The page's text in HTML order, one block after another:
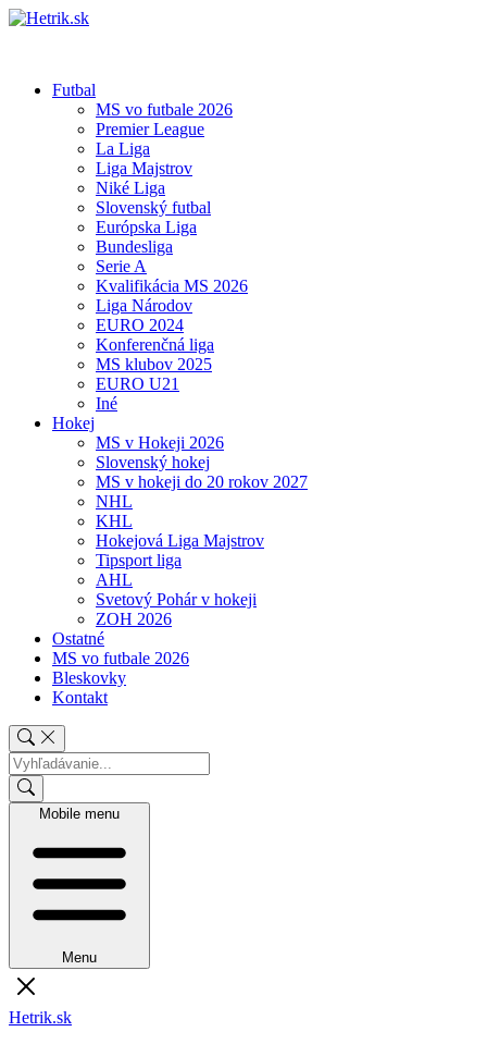
Futbal
MS vo futbale 2026
Premier League
La Liga
Liga Majstrov
Niké Liga
Slovenský futbal
Európska Liga
Bundesliga
Serie A
Kvalifikácia MS 2026
Liga Národov
EURO 2024
Konferenčná liga
MS klubov 2025
EURO U21
Iné
Hokej
MS v Hokeji 2026
Slovenský hokej
MS v hokeji do 20 rokov 2027
NHL
KHL
Hokejová Liga Majstrov
Tipsport liga
AHL
Svetový Pohár v hokeji
ZOH 2026
Ostatné
MS vo futbale 2026
Bleskovky
Kontakt
Mobile menu
Menu
Hetrik.sk